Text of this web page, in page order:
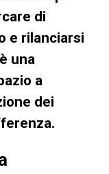
di
e rilanciarsi
una
a
dei